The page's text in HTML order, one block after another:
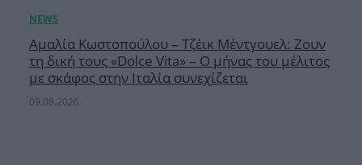
Αμαλία Κωστοπούλου – Τζέικ Μέντγουελ: Ζουν
τη δική τους «Dolce Vita» – Ο μήνας του μέλιτος
με σκάφος στην Ιταλία συνεχίζεται
09.08.2026